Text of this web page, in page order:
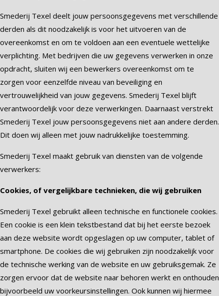
Smederij Texel deelt jouw persoonsgegevens met verschillende
derden als dit noodzakelijk is voor het uitvoeren van de
overeenkomst en om te voldoen aan een eventuele wettelijke
verplichting. Met bedrijven die uw gegevens verwerken in onze
opdracht, sluiten wij een bewerkers overeenkomst om te
zorgen voor eenzelfde niveau van beveiliging en
vertrouwelijkheid van jouw gegevens. Smederij Texel blijft
verantwoordelijk voor deze verwerkingen. Daarnaast verstrekt
Smederij Texel jouw persoonsgegevens niet aan andere derden.
Dit doen wij alleen met jouw nadrukkelijke toestemming.
Smederij Texel maakt gebruik van diensten van de volgende
verwerkers:
Cookies, of vergelijkbare technieken, die wij gebruiken
Smederij Texel gebruikt alleen technische en functionele cookies.
Een cookie is een klein tekstbestand dat bij het eerste bezoek
aan deze website wordt opgeslagen op uw computer, tablet of
smartphone. De cookies die wij gebruiken zijn noodzakelijk voor
de technische werking van de website en uw gebruiksgemak. Ze
zorgen ervoor dat de website naar behoren werkt en onthouden
bijvoorbeeld uw voorkeursinstellingen. Ook kunnen wij hiermee